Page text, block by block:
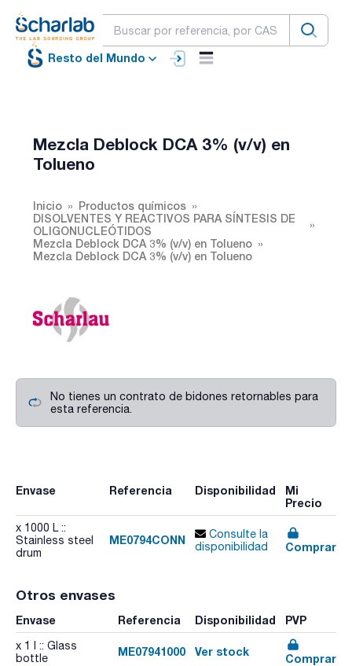
Resto del Mundo
Mezcla Deblock DCA 3% (v/v) en
Tolueno
Inicio
Productos químicos
DISOLVENTES Y REACTIVOS PARA SÍNTESIS DE
OLIGONUCLEÓTIDOS
Mezcla Deblock DCA 3% (v/v) en Tolueno
Mezcla Deblock DCA 3% (v/v) en Tolueno
No tienes un contrato de bidones retornables para
esta referencia.
Envase Referencia Disponibilidad
Mi
Precio
x 1000 L ::
Stainless steel
drum
ME0794CONN
Consulte la
disponibilidad
Comprar
Otros envases
Envase Referencia Disponibilidad PVP
x 1 l :: Glass
bottle
ME07941000 Ver stock
Comprar